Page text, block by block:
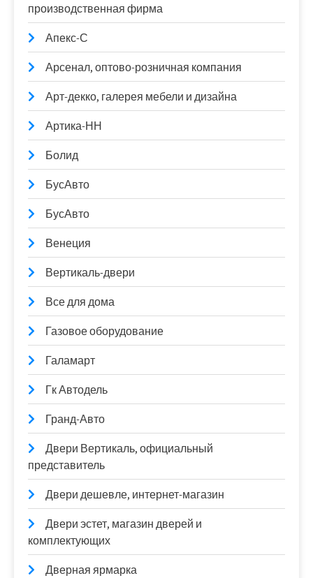
производственная фирма
Апекс-С
Арсенал, оптово-розничная компания
Арт-декко, галерея мебели и дизайна
Артика-НН
Болид
БусАвто
БусАвто
Венеция
Вертикаль-двери
Все для дома
Газовое оборудование
Галамарт
Гк Автодель
Гранд-Авто
Двери Вертикаль, официальный
представитель
Двери дешевле, интернет-магазин
Двери эстет, магазин дверей и
комплектующих
Дверная ярмарка